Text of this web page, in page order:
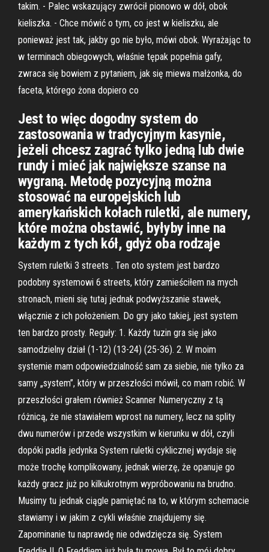
takim. - Palec wskazujący zwrócił pionowo w dół, obok
kieliszka. - Chce mówić o tym, co jest w kieliszku, ale
ponieważ jest tak, jakby go nie było, mówi obok. Wyrażając to
w terminach obiegowych, właśnie tępak popełnia gafy,
zwraca się bowiem z pytaniem, jak się miewa małżonka, do
faceta, którego żona dopiero co
Jest to więc dogodny system do
zastosowania w tradycyjnym kasynie,
jeżeli chcesz zagrać tylko jedną lub dwie
rundy i mieć jak największe szanse na
wygraną. Metodę pozycyjną można
stosować na europejskich lub
amerykańskich kołach ruletki, ale numery,
które można obstawić, byłyby inne na
każdym z tych kół, gdyż oba rodzaje
System ruletki 3 streets . Ten oto system jest bardzo
podobny systemowi 6 streets, który zamieściłem na mych
stronach, mieni się tutaj jednak podwyższanie stawek,
włącznie z ich położeniem. Do gry jako takiej, jest system
ten bardzo prosty. Reguły: 1. Każdy tuzin gra się jako
samodzielny dział (1-12) (13-24) (25-36). 2. W moim
systemie mam odpowiedzialność sam za siebie, nie tylko za
samy „system”, który w przeszłości mówił, co mam robić. W
przeszłości grałem również Scanner Numeryczny z tą
różnicą, że nie stawiałem wprost na numery, lecz na splity
dwu numerów i przede wszystkim w kierunku w dół, czyli
dopóki padła jedynka System ruletki cyklicznej wydaje się
może trochę komplikowany, jednak wierzę, że opanuje go
każdy gracz już po kilkukrotnym wypróbowaniu na brudno.
Musimy tu jednak ciągle pamiętać na to, w którym schemacie
stawiamy i w jakim z cykli właśnie znajdujemy się.
Zapominanie tu naprawdę nie odwdzięcza się. System